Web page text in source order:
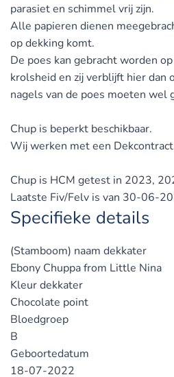
parasiet en schimmel vrij zijn.
Alle papieren dienen
op dekking komt.
De poes kan gebracht worden
krolsheid en zij verblijft hier dan
nagels van de poes moeten wel
Chup is beperkt beschikbaar.
Wij werken met een
Chup is HCM getest in 2023,
Laatste Fiv/Felv is van 30-06-
Specifieke details
(Stamboom) naam dekkater
Ebony Chuppa from Little Nina
Kleur dekkater
Chocolate point
Bloedgroep
B
Geboortedatum
18-07-2022